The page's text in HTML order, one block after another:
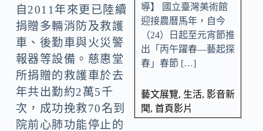
自2011年來更已陸續
捐贈多輛消防及救護
車、後勤車與火災警
報器等設備。慈惠堂
所捐贈的救護車於去
年共出勤約2萬5千
次，成功挽救70名到
院前心肺功能停止的
導】 國立臺灣美術館
迎接農曆馬年，自今
（24）日起至元宵節推
出「丙午躍春—藝起探
春」春節 […]
藝文展覽, 生活, 影音新
聞, 首頁影片